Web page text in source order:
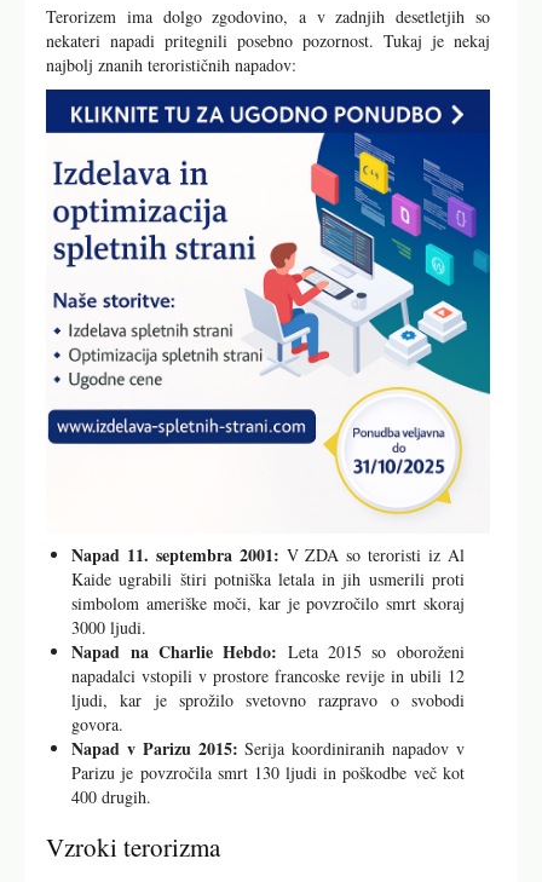
Terorizem ima dolgo zgodovino, a v zadnjih desetletjih so
nekateri napadi pritegnili posebno pozornost. Tukaj je nekaj
najbolj znanih terorističnih napadov:
Napad 11. septembra 2001: V ZDA so teroristi iz Al
Kaide ugrabili štiri potniška letala in jih usmerili proti
simbolom ameriške moči, kar je povzročilo smrt skoraj
3000 ljudi.
Napad na Charlie Hebdo: Leta 2015 so oboroženi
napadalci vstopili v prostore francoske revije in ubili 12
ljudi, kar je sprožilo svetovno razpravo o svobodi
govora.
Napad v Parizu 2015: Serija koordiniranih napadov v
Parizu je povzročila smrt 130 ljudi in poškodbe več kot
400 drugih.
Vzroki terorizma